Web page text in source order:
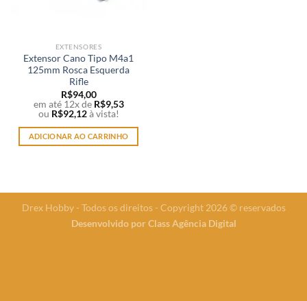
EXTENSORES
Extensor Cano Tipo M4a1
125mm Rosca Esquerda
Rifle
R$94,00
em até 12x de R$9,53
ou R$92,12 à vista!
ADICIONAR AO CARRINHO
Drex Hobby - Todos os direitos - Copyright 2026 © reservados
Desenvolvido porClass Agência Digital